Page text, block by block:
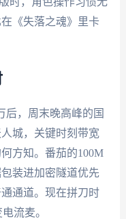
《失落之魂》里卡
后，周末晚高峰的国
城，关键时刻带宽
方知。番茄的100M
装进加密隧道优先
通道。现在拼刀时
流麦。